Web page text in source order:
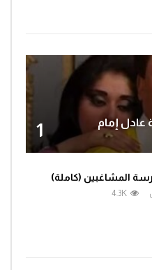
1
المشاغبين (كاملة)
4.3K